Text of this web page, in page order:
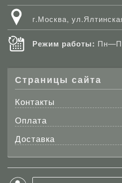
г.Москва,
Режим работы:
Страницы сайта
Контакты
Оплата
Доставка